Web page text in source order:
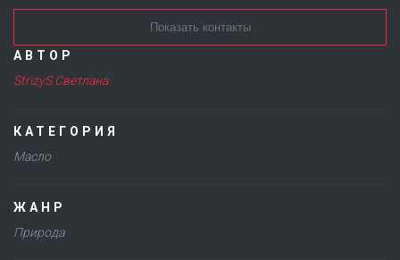
Показать контакты
АВТОР
StrizyS Светлана
КАТЕГОРИЯ
Масло
ЖАНР
Природа